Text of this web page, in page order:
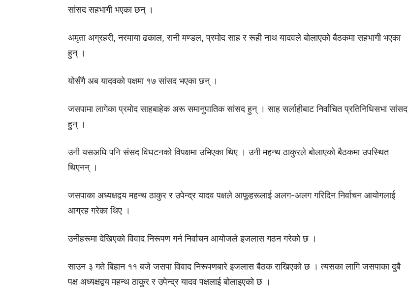
सांसद सहभागी भएका छन् ।
अमृता अग्रहरी, नरमाया ढकाल, रानी मण्डल, प्रमोद साह र रूही नाथ यादवले बाेलाएकाे बैठकमा सहभागी भएका
हुन् ।
याेसँगै अब यादवकाे पक्षमा १७ सांसद भएका छन् ।
जसपामा लागेका प्रमोद साहबाहेक अरू समानुपातिक सांसद हुन् । साह सर्लाहीबाट निर्वाचित प्रतिनिधिसभा सांसद
हुन् ।
उनी यसअघि पनि संसद विघटनको विपक्षमा उभिएका थिए । उनी महन्थ ठाकुरले बोलाएको बैठकमा उपस्थित
थिएनन् ।
जसपाका अध्यक्षद्वय महन्थ ठाकुर र उपेन्द्र यादव पक्षले आफूहरूलाई अलग-अलग गरिदिन निर्वाचन आयोगलाई
आग्रह गरेका थिए ।
उनीहरूमा देखिएको विवाद निरूपण गर्न निर्वाचन आयोजले इजलास गठन गरेको छ ।
साउन ३ गते बिहान ११ बजे जसपा विवाद निरूपणबारे इजलास बैठक राखिएको छ । त्यसका लागि जसपाका दुबै
पक्ष अध्यक्षद्वय महन्थ ठाकुर र उपेन्द्र यादव पक्षलाई बोलाइएको छ ।